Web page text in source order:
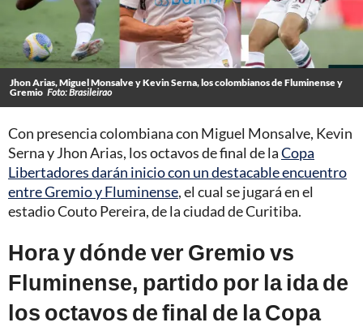
Jhon Arias, Miguel Monsalve y Kevin Serna, los colombianos de Fluminense y
Gremio Foto: Brasileirao
Con presencia colombiana con Miguel Monsalve, Kevin
Serna y Jhon Arias, los octavos de final de laCopa
Libertadores darán inicio con un destacable encuentro
entre Gremio y Fluminense, el cual se jugará en el
estadio Couto Pereira, de la ciudad de Curitiba.
Hora y dónde ver Gremio vs
Fluminense, partido por la ida de
los octavos de final de la Copa